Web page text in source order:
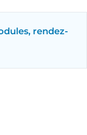
rendez-